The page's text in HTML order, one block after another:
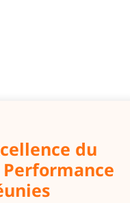
du